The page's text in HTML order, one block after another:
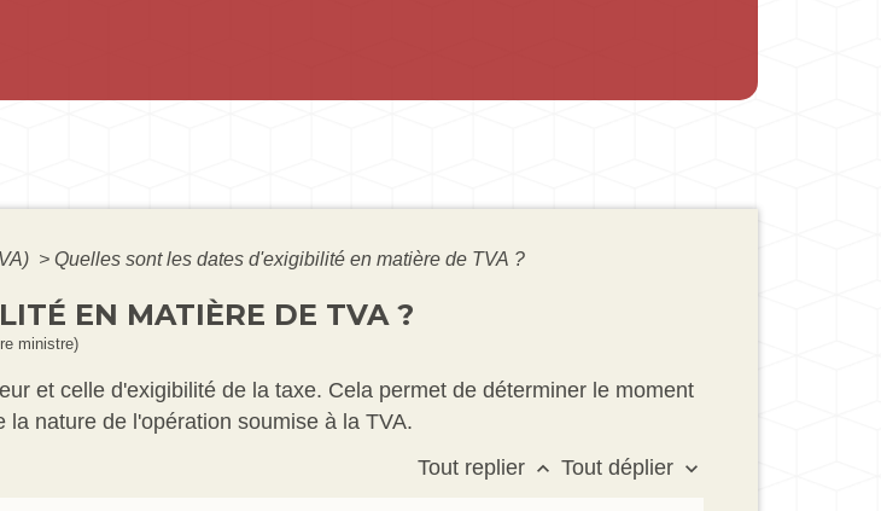
> Quelles sont les dates d'exigibilité en matière de TVA ?
EN MATIÈRE DE TVA ?
ministre)
et celle d'exigibilité de la taxe. Cela permet de déterminer le moment
nature de l'opération soumise à la TVA.
Tout replier keyboard_arrow_up Tout déplier keyboard_arrow_down